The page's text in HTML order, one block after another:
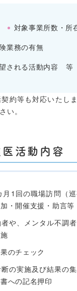
対象事業所数・所
業務の有無
される活動内容 等
約等も対応いたし
い。
活動内容
月1回の職場訪問（
・開催支援・助言等
や、メンタル不調
のチェック
の実施及び結果の
への記名押印